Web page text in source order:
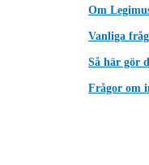
Om
Vanliga
Så här gör
Frågor om